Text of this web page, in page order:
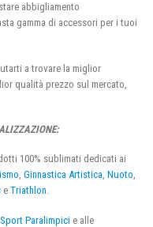
abbigliamento
gamma di accessori per i tuoi
a trovare la miglior
qualità prezzo sul mercato,
100% sublimati dedicati ai
, Ginnastica Artistica, Nuoto,
e Triathlon.
Sport Paralimpici e alle